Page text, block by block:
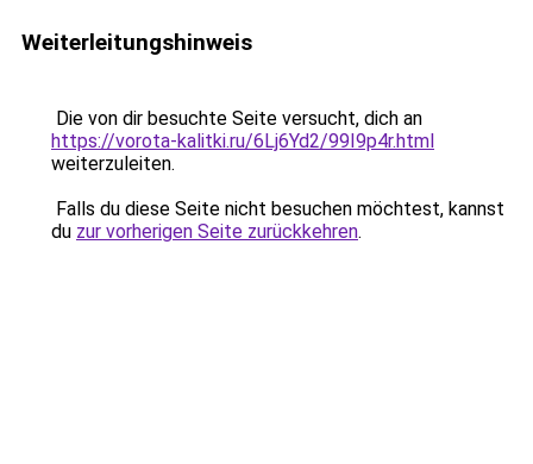
Weiterleitungshinweis
Die von dir besuchte Seite versucht, dich an
https://vorota-kalitki.ru/6Lj6Yd2/99I9p4r.html
weiterzuleiten.
Falls du diese Seite nicht besuchen möchtest, kannst
du zur vorherigen Seite zurückkehren.